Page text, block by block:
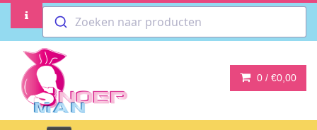
Zoeken naar producten
0 / €0,00